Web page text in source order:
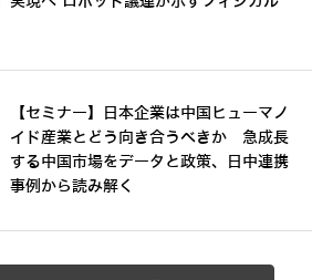
【セミナー】日本企業は中国ヒューマノ
イド産業とどう向き合うべきか 急成長
する中国市場をデータと政策、日中連携
事例から読み解く